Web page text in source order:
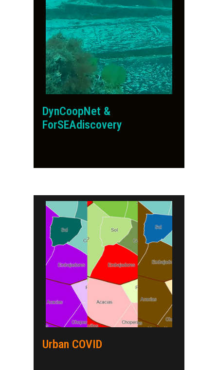
DynCoopNet &
ForSEAdiscovery
Urban COVID